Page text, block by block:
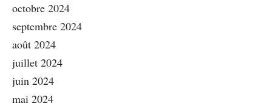
octobre 2024
septembre 2024
août 2024
juillet 2024
juin 2024
mai 2024